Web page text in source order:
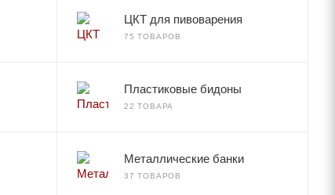
ЦКТ для пивоварения
75 ТОВАРОВ
Пластиковые бидоны
22 ТОВАРА
Металлические банки
37 ТОВАРОВ